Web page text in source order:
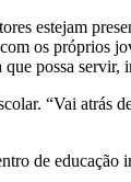
estejam
os próprios
possa
“Vai
de